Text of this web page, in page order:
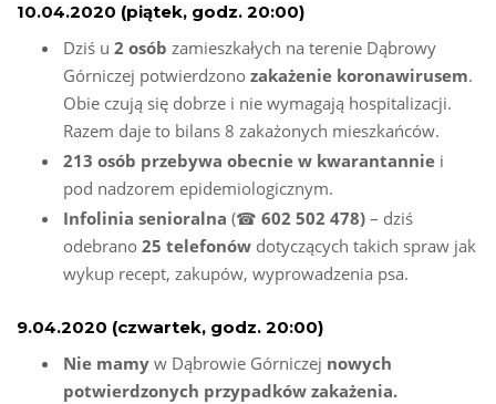
10.04.2020 (piątek, godz. 20:00)
Dziś u 2 osób zamieszkałych na terenie Dąbrowy
Górniczej potwierdzono zakażenie koronawirusem.
Obie czują się dobrze i nie wymagają hospitalizacji.
Razem daje to bilans 8 zakażonych mieszkańców.
213 osób przebywa obecnie w kwarantannie i
pod nadzorem epidemiologicznym.
Infolinia senioralna (☎ 602 502 478) – dziś
odebrano 25 telefonów dotyczących takich spraw jak
wykup recept, zakupów, wyprowadzenia psa.
9.04.2020 (czwartek, godz. 20:00)
Nie mamy w Dąbrowie Górniczej nowych
potwierdzonych przypadków zakażenia.